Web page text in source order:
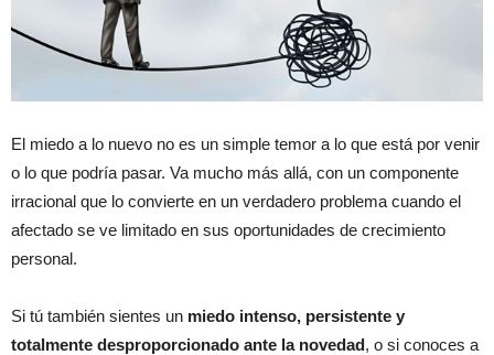
El miedo a lo nuevo no es un simple temor a lo que está por venir
o lo que podría pasar. Va mucho más allá, con un componente
irracional que lo convierte en un verdadero problema cuando el
afectado se ve limitado en sus oportunidades de crecimiento
personal.
Si tú también sientes un miedo intenso, persistente y
totalmente desproporcionado ante la novedad, o si conoces a